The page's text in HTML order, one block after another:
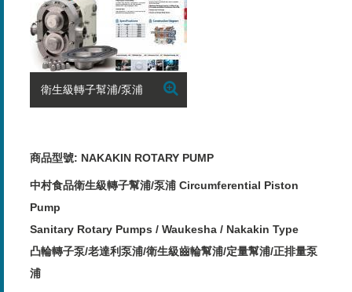
衛生級轉子幫浦/泵浦
商品型號: NAKAKIN ROTARY PUMP
中村食品衛生級轉子幫浦/泵浦 Circumferential Piston
Pump
Sanitary Rotary Pumps / Waukesha / Nakakin Type
凸輪轉子泵/老達利泵浦/衛生級齒輪幫浦/定量幫浦/正排量泵
浦